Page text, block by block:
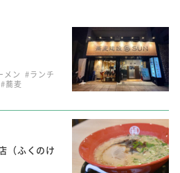
メン #ランチ
#蕎麦
（ふくのけ